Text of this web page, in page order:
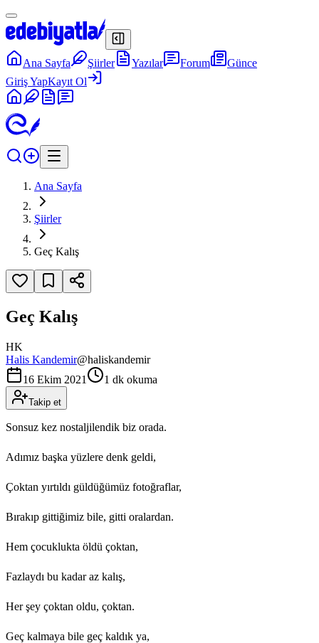
Ana Sayfa Şiirler Yazılar Forum
Günce
Giriş YapKayıt Ol
Ana Sayfa
Şiirler
Geç Kalış
Geç Kalış
HK
Halis Kandemir@haliskandemir
16 Ekim 2021
1 dk okuma
Takip et
Sonsuz kez nostaljilendik biz orada.
Adımız başka yüzlere denk geldi,
Çoktan yırtıldı güldüğümüz fotoğraflar,
Bırakıp gittiğimiz bile, gitti oralardan.
Hem çocuklukta öldü çoktan,
Fazlaydı bu kadar az kalış,
Her şey çoktan oldu, çoktan.
Geç kalmaya bile geç kaldık ya,